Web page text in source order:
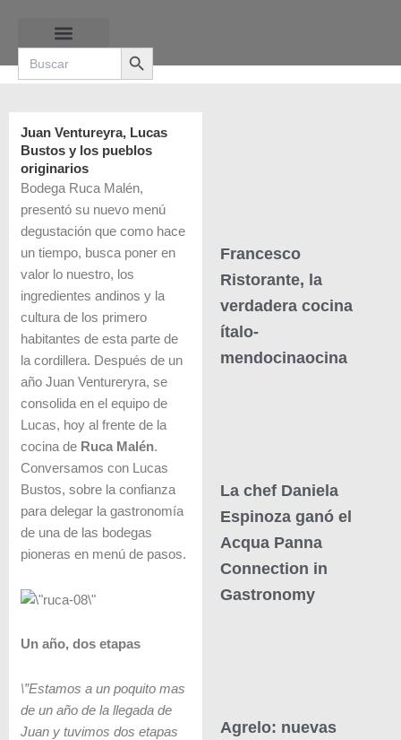
contenido
Search
for:
Search Button
Juan Ventureyra, Lucas
Bustos y los pueblos
originarios
Bodega Ruca Malén,
presentó su nuevo menú
degustación que como hace
un tiempo, busca poner en
valor lo nuestro, los
ingredientes andinos y la
cultura de los primero
habitantes de esta parte de
la cordillera. Después de un
año Juan Ventureryra, se
consolida en el equipo de
Lucas, hoy al frente de la
cocina de Ruca Malén.
Conversamos con Lucas
Bustos, sobre la confianza
para delegar la gastronomía
de una de las bodegas
pioneras en menú de pasos.
Un año, dos etapas
\”Estamos a un poquito mas
de un año de la llegada de
Juan y tuvimos dos etapas
Francesco
Ristorante, la
verdadera cocina
ítalo-
mendocinaocina
La chef Daniela
Espinoza ganó el
Acqua Panna
Connection in
Gastronomy
Agrelo: nuevas